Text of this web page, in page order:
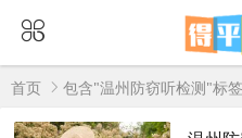
首页 包含"温州防窃听检测"标